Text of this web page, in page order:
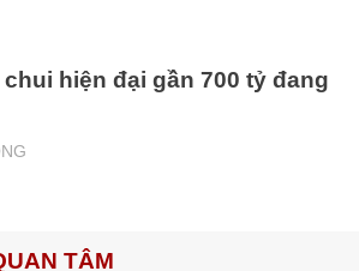
hiện đại gần 700 tỷ đang
TÂM